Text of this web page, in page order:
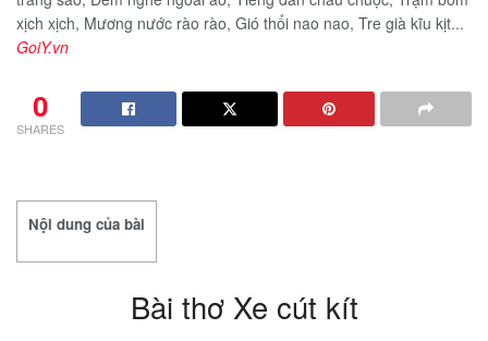
xịch xịch, Mương nước rào rào, Gió thổi nao nao, Tre già kĩu kịt...
GoiY.vn
0
SHARES
Nội dung của bài
Bài thơ Xe cút kít